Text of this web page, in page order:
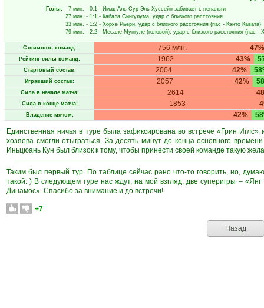
Голы: 7 мин. - 0:1 - Имад Аль Сур Эль Хуссейн забивает с пенальти
27 мин. - 1:1 - Кабала Сингулума, удар с близкого расстояния
33 мин. - 1:2 - Хорхе Рьери, удар с близкого расстояния (пас - Кэнто Кавата)
79 мин. - 2:2 - Месале Мунгуле (головой), удар с близкого расстояния (пас -
Стоимость команд: 47%
756 млн.
Рейтинг силы команд: 43%
1962
Стартовый состав: 42%
2004
Игравший состав: 42%
2057
Сила в начале матча: 2614
Сила в конце матча: 1853
Владение мячом: 42%
Единственная ничья в туре была зафиксирована во встрече «Грин
хозяева смогли отыграться. За десять минут до конца основного
Иньцюань Кун был близок к тому, чтобы принести своей команде такую
Таким был первый тур. По таблице сейчас рано что-то говорить, но,
такой. ) В следующем туре нас ждут, на мой взгляд, две суперигры –
Динамос». Спасибо за внимание и до встречи!
+7
Назад